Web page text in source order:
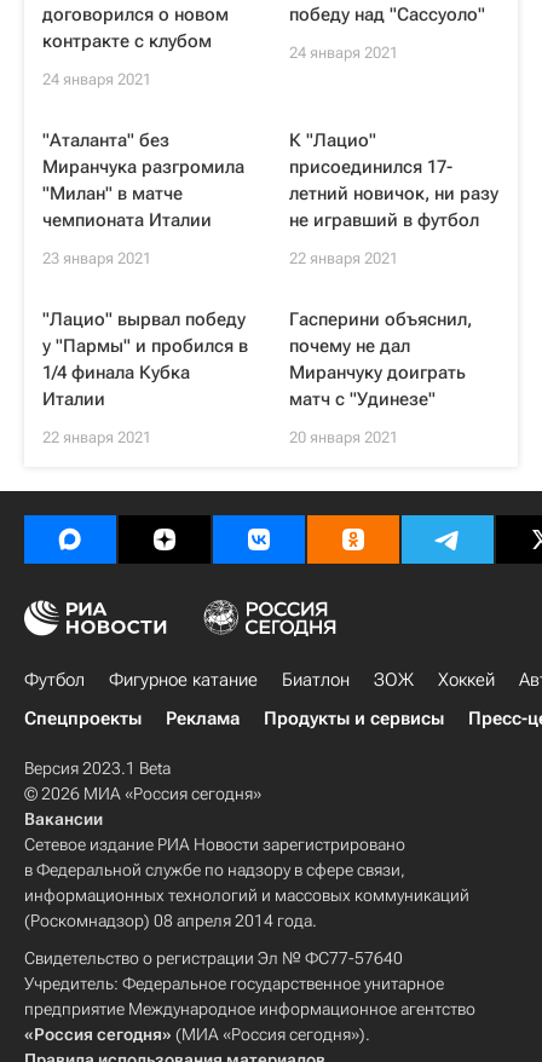
договорился о новом
контракте с клубом
24 января 2021
победу над "Сассуоло"
24 января 2021
"Аталанта" без
Миранчука разгромила
"Милан" в матче
чемпионата Италии
23 января 2021
К "Лацио"
присоединился 17-
летний новичок, ни разу
не игравший в футбол
22 января 2021
"Лацио" вырвал победу
у "Пармы" и пробился в
1/4 финала Кубка
Италии
22 января 2021
Гасперини объяснил,
почему не дал
Миранчуку доиграть
матч с "Удинезе"
20 января 2021
Футбол Фигурное катание Биатлон ЗОЖ Хоккей
Спецпроекты
Реклама Продукты и сервисы Пресс-
Версия 2023.1 Beta
© 2026 МИА «Россия сегодня»
Вакансии
Сетевое издание РИА Новости зарегистрировано
в Федеральной службе по надзору в сфере связи,
информационных технологий и массовых коммуникаций
(Роскомнадзор) 08 апреля 2014 года.
Свидетельство о регистрации Эл № ФС77-57640
Учредитель: Федеральное государственное унитарное
предприятие Международное информационное агентство
«Россия сегодня» (МИА «Россия сегодня»).